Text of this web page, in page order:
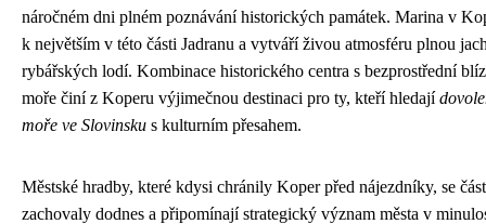
náročném dni plném poznávání historických památek. Marina v
k největším v této části Jadranu a vytváří živou atmosféru plnou
rybářských lodí. Kombinace historického centra s bezprostřední
moře činí z Koperu výjimečnou destinaci pro ty, kteří hledají
moře ve Slovinsku s kulturním přesahem.
Městské hradby, které kdysi chránily Koper před nájezdníky, se
zachovaly dodnes a připomínají strategický význam města v